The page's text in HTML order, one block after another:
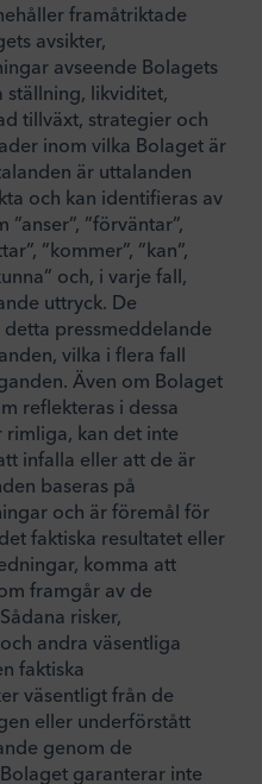
framåtriktade
avsikter,
avseende Bolagets
ställning, likviditet,
tillväxt, strategier och
inom vilka Bolaget är
är uttalanden
och kan identifieras av
”förväntar”,
”kommer”, ”kan”,
och, i varje fall,
uttryck. De
pressmeddelande
vilka i flera fall
Även om Bolaget
reflekteras i dessa
kan det inte
infalla eller att de är
baseras på
och är föremål för
faktiska resultatet eller
komma att
framgår av de
risker,
andra väsentliga
faktiska
väsentligt från de
eller underförstått
genom de
garanterar inte